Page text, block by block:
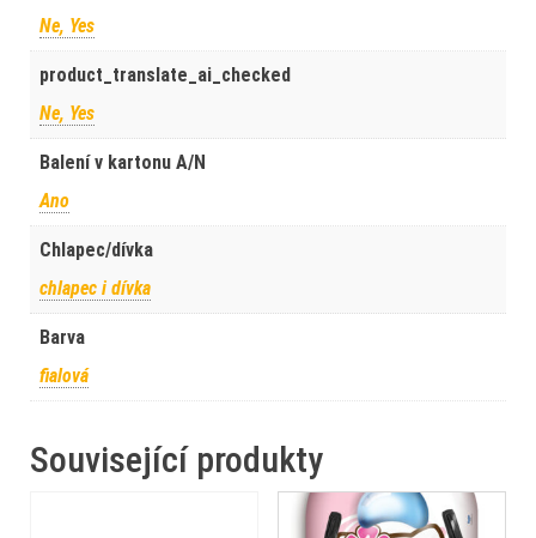
Ne, Yes
product_translate_ai_checked
Ne, Yes
Balení v kartonu A/N
Ano
Chlapec/dívka
chlapec i dívka
Barva
fialová
Související produkty